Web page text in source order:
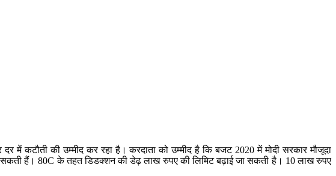
में कटौती की उम्मीद कर रहा है। करदाता को उम्मीद है कि बजट 2020 में मोदी सरकार मौजूदा
सकती हैं। 80C के तहत डिडक्शन की डेढ़ लाख रुपए की लिमिट बढ़ाई जा सकती है। 10 लाख रुपए